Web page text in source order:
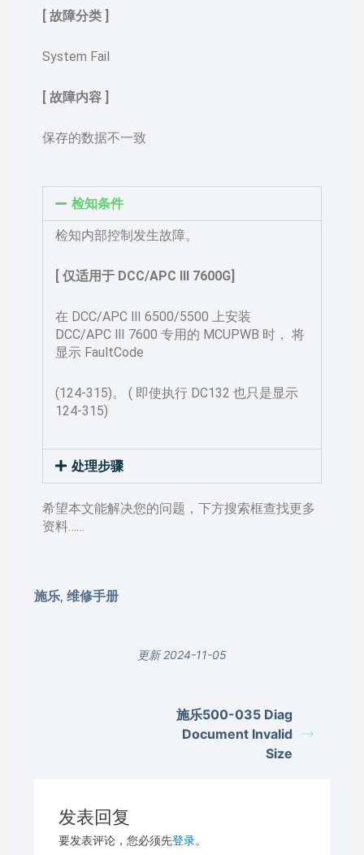
[ 故障分类 ]
System Fail
[ 故障内容 ]
保存的数据不一致
检知条件
检知内部控制发生故障。
[ 仅适用于 DCC/APC Ⅲ 7600G]
在 DCC/APC Ⅲ 6500/5500 上安装
DCC/APC Ⅲ 7600 专用的 MCUPWB 时， 将
显示 FaultCode
(124-315)。 ( 即使执行 DC132 也只是显示
124-315)
处理步骤
希望本文能解决您的问题，下方搜索框查找更多
资料……
施乐,维修手册
更新 2024-11-05
施乐500-035 Diag
Document Invalid
Size
发表回复
要发表评论，您必须先登录。